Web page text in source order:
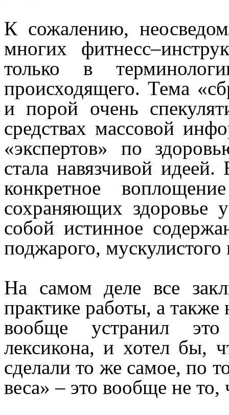
К сожалению,
многих
только в
происходящего. Тема
и порой очень
средствах массовой
«экспертов» по
стала навязчивой идеей.
конкретное
сохраняющих здоровье
собой истинное
поджарого,
На самом деле все
практике работы, а
вообще устранил это
лексикона, и хотел бы,
сделали то же самое, по
веса» – это вообще не